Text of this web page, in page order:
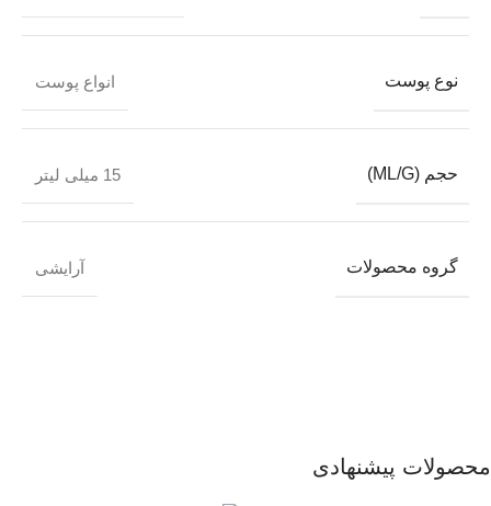
نوع پوست انواع پوست
حجم (ML/G) 15 میلی لیتر
گروه محصولات آرایشی
محصولات پیشنهادی